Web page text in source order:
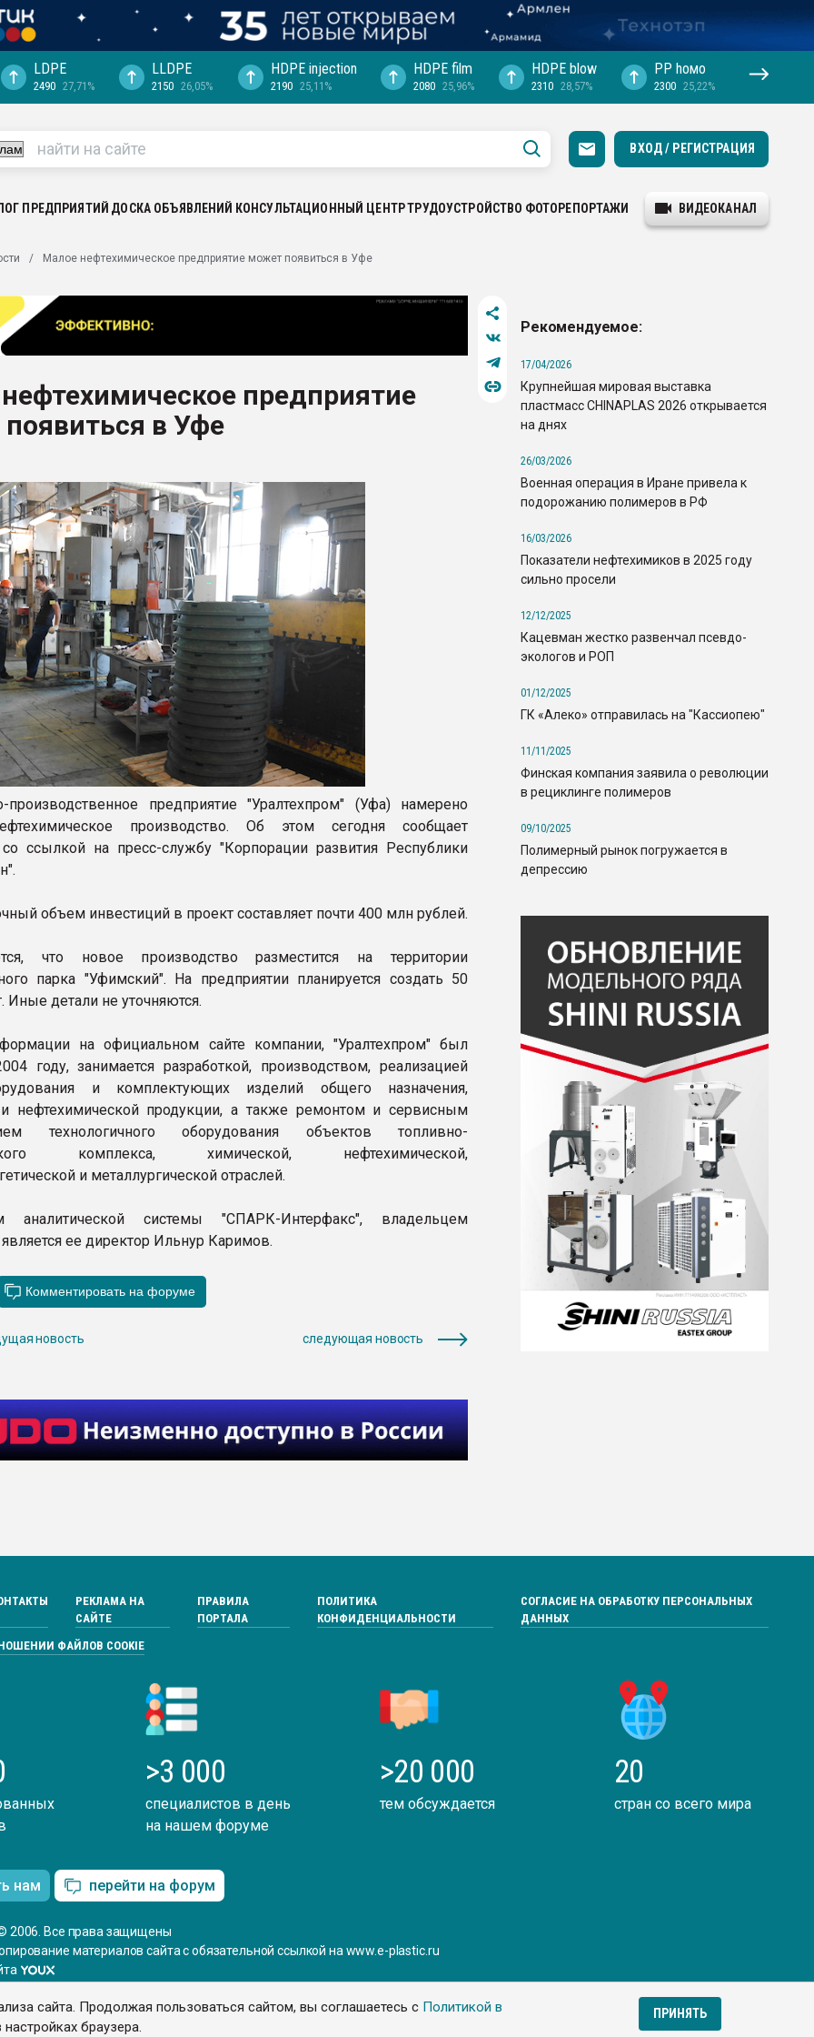
сайта. Продолжая пользоваться сайтом, вы соглашаетесь с Политикой в
браузера.
ПРИНЯТЬ
выходит на
рынке
ПЭТ
LDPE
2490 27,71%
LLDPE
2150 26,05%
HDPE injection
2190 25,11%
HDPE film
2080 25,96%
HDPE blow
2310 28,57%
PP hомо
2300 25,22%
ВХОД / РЕГИСТРАЦИЯ
ПРЕДПРИЯТИЙ ДОСКА ОБЪЯВЛЕНИЙ КОНСУЛЬТАЦИОННЫЙ ЦЕНТРТРУДОУСТРОЙСТВО ФОТОРЕПОРТАЖИ ВИДЕОКАНАЛ
Малое нефтехимическое предприятие может появиться в Уфе
предприятие
в Уфе
предприятие "Уралтехпром" (Уфа) намерено
производство. Об этом сегодня сообщает
со ссылкой на пресс-службу "Корпорации развития Республики
объем инвестиций в проект составляет почти 400 млн рублей.
что новое производство разместится на территории
парка "Уфимский". На предприятии планируется создать 50
Иные детали не уточняются.
на официальном сайте компании, "Уралтехпром" был
году, занимается разработкой, производством, реализацией
и комплектующих изделий общего назначения,
нефтехимической продукции, а также ремонтом и сервисным
технологичного оборудования объектов топливно-
комплекса, химической, нефтехимической,
и металлургической отраслей.
системы "СПАРК-Интерфакс", владельцем
ее директор Ильнур Каримов.
новость следующая новость
Рекомендуемое:
17/04/2026
Крупнейшая мировая выставка
пластмасс CHINAPLAS 2026 открывается
на днях
26/03/2026
Военная операция в Иране привела к
подорожанию полимеров в РФ
16/03/2026
Показатели нефтехимиков в 2025 году
сильно просели
12/12/2025
Кацевман жестко развенчал псевдо-
экологов и РОП
01/12/2025
ГК «Алеко» отправилась на "Кассиопею"
11/11/2025
Финская компания заявила о революции
в рециклинге полимеров
09/10/2025
Полимерный рынок погружается в
депрессию
РЕКЛАМА НА
САЙТЕ
ПРАВИЛА
ПОРТАЛА
ПОЛИТИКА
КОНФИДЕНЦИАЛЬНОСТИ
СОГЛАСИЕ НА ОБРАБОТКУ ПЕРСОНАЛЬНЫХ
ДАННЫХ
ФАЙЛОВ COOKIE
>3 000
специалистов в день
на нашем форуме
>20 000
тем обсуждается
20
стран со всего мира
нам перейти на форум
2006. Все права защищены
материалов сайта с обязательной ссылкой на www.e-plastic.ru